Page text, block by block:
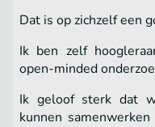
Dat is op zichzelf een
Ik ben zelf
open-minded
Ik geloof sterk dat
kunnen